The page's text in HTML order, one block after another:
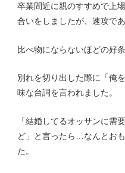
卒業間近に親のすすめで上
合いをしましたが、速攻で
比べ物にならないほどの好
別れを切り出した際に「俺
味な台詞を言われました。
「結婚してるオッサンに需
ど」と言ったら…なんとお
た。